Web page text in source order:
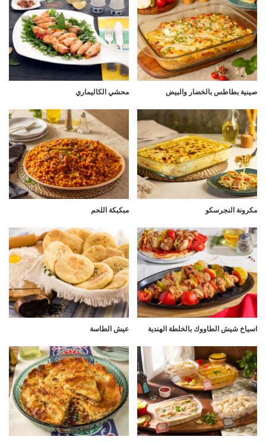
صينية بطاطس بالخضار والبيض محشي الكاليماري
مكرونة النجرسكو مبكبكة اللحم
اسياخ شيش الطاووك بالخلطة الهندية عيش الطاسة